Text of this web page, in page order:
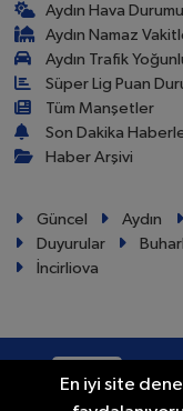
Aydın Hava Durumu
Aydın Namaz
Aydın Trafik
Süper Lig Puan
Tüm Manşetler
Son Dakika
Haber Arşivi
Güncel Aydın
Duyurular
İncirliova
RSS
En iyi site